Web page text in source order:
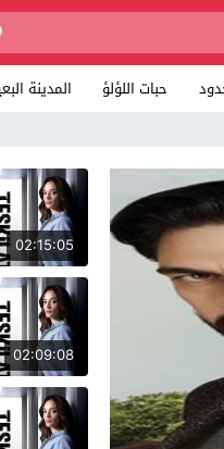
حبات اللؤلؤ المدينة
02:15:05
02:09:08